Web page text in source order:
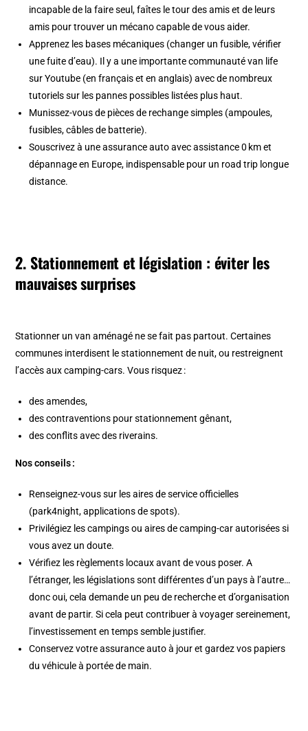
incapable de la faire seul, faîtes le tour des amis et de leurs
amis pour trouver un mécano capable de vous aider.
Apprenez les bases mécaniques (changer un fusible, vérifier
une fuite d’eau). Il y a une importante communauté van life
sur Youtube (en français et en anglais) avec de nombreux
tutoriels sur les pannes possibles listées plus haut.
Munissez-vous de pièces de rechange simples (ampoules,
fusibles, câbles de batterie).
Souscrivez à une assurance auto avec assistance 0 km et
dépannage en Europe, indispensable pour un road trip longue
distance.
2. Stationnement et législation : éviter les
mauvaises surprises
Stationner un van aménagé ne se fait pas partout. Certaines
communes interdisent le stationnement de nuit, ou restreignent
l’accès aux camping-cars. Vous risquez :
des amendes,
des contraventions pour stationnement gênant,
des conflits avec des riverains.
Nos conseils :
Renseignez-vous sur les aires de service officielles
(park4night, applications de spots).
Privilégiez les campings ou aires de camping-car autorisées si
vous avez un doute.
Vérifiez les règlements locaux avant de vous poser. A
l’étranger, les législations sont différentes d’un pays à l’autre…
donc oui, cela demande un peu de recherche et d’organisation
avant de partir. Si cela peut contribuer à voyager sereinement,
l’investissement en temps semble justifier.
Conservez votre assurance auto à jour et gardez vos papiers
du véhicule à portée de main.